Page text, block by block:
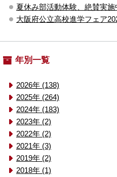
夏休み部活動体験、絶賛実施
大阪府公立高校進学フェア
年別一覧
2026年 (138)
2025年 (264)
2024年 (183)
2023年 (2)
2022年 (2)
2021年 (3)
2019年 (2)
2018年 (1)